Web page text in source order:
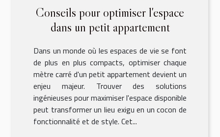
Conseils pour optimiser l'espace
dans un petit appartement
Dans un monde où les espaces de vie se font
de plus en plus compacts, optimiser chaque
mètre carré d'un petit appartement devient un
enjeu majeur. Trouver des solutions
ingénieuses pour maximiser l'espace disponible
peut transformer un lieu exigu en un cocon de
fonctionnalité et de style. Cet...